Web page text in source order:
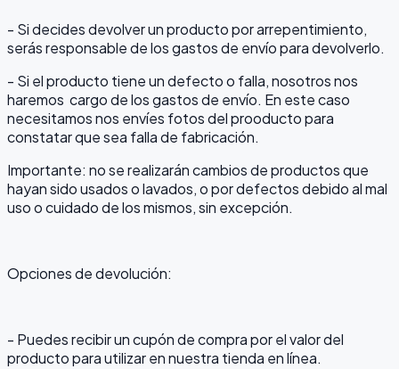
- Si decides devolver un producto por arrepentimiento,
serás responsable de los gastos de envío para devolverlo.
- Si el producto tiene un defecto o falla, nosotros nos
haremos cargo de los gastos de envío. En este caso
necesitamos nos envíes fotos del prooducto para
constatar que sea falla de fabricación.
Importante: no se realizarán cambios de productos que
hayan sido usados o lavados, o por defectos debido al mal
uso o cuidado de los mismos, sin excepción.
Opciones de devolución:
- Puedes recibir un cupón de compra por el valor del
producto para utilizar en nuestra tienda en línea.